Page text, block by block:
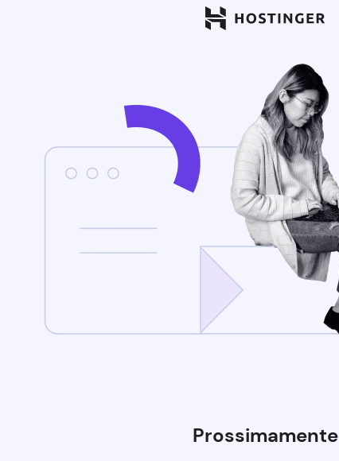
Prossimamente